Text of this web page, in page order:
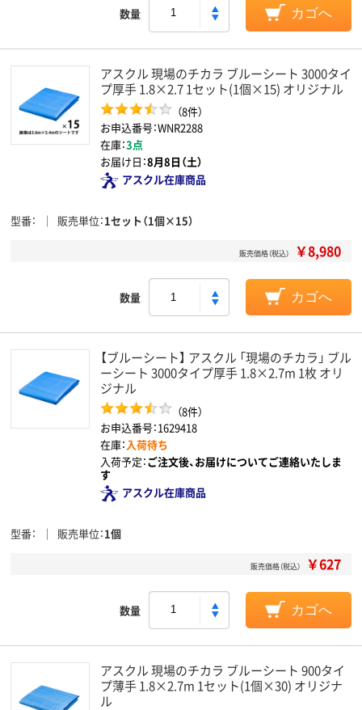
数量 カゴへ
アスクル 現場のチカラ ブルーシート 3000タイ
プ厚手 1.8×2.7 1セット(1個×15) オリジナル
（8件）
お申込番号：WNR2288
在庫：3点
お届け日：8月8日（土）
アスクル在庫商品
型番 販売単位 1セット（1個×15）
販売価格（税込） ￥8,980
数量 カゴへ
【ブルーシート】 アスクル 「現場のチカラ」 ブル
ーシート 3000タイプ厚手 1.8×2.7m 1枚 オリ
ジナル
（8件）
お申込番号：1629418
在庫： 入荷待ち
入荷予定：ご注文後、お届けについてご連絡いたしま
す
アスクル在庫商品
型番 販売単位 1個
販売価格（税込） ￥627
数量 カゴへ
アスクル 現場のチカラ ブルーシート 900タイ
プ薄手 1.8×2.7m 1セット(1個×30) オリジナ
ル